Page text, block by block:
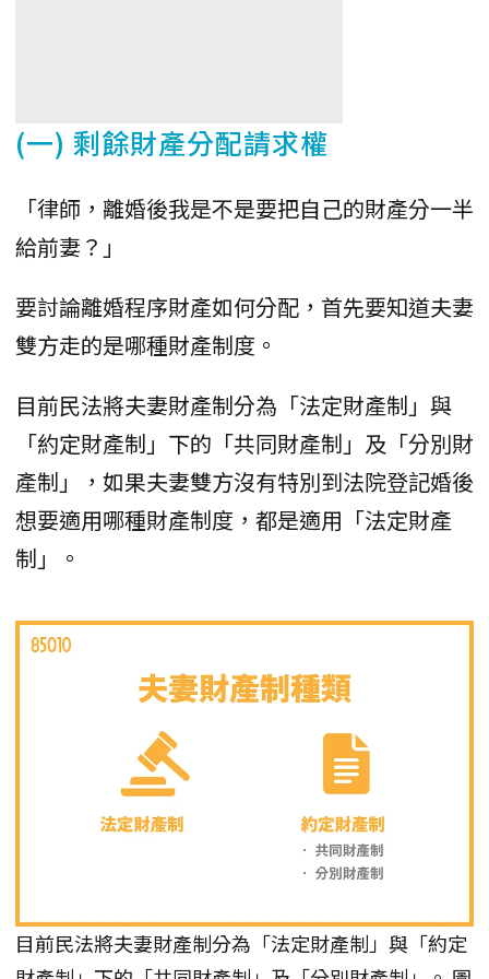
(一) 剩餘財產分配請求權
「律師，離婚後我是不是要把自己的財產分一半
給前妻？」
要討論離婚程序財產如何分配，首先要知道夫妻
雙方走的是哪種財產制度。
目前民法將夫妻財產制分為「法定財產制」與
「約定財產制」下的「共同財產制」及「分別財
產制」，如果夫妻雙方沒有特別到法院登記婚後
想要適用哪種財產制度，都是適用「法定財產
制」。
目前民法將夫妻財產制分為「法定財產制」與「約定